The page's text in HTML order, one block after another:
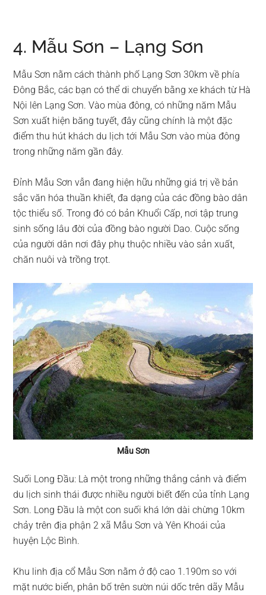
4. Mẫu Sơn – Lạng Sơn
Mẫu Sơn nằm cách thành phố Lạng Sơn 30km về phía
Đông Bắc, các bạn có thể di chuyển bằng xe khách từ Hà
Nội lên Lạng Sơn. Vào mùa đông, có những năm Mẫu
Sơn xuất hiện băng tuyết, đây cũng chính là một đặc
điểm thu hút khách du lịch tới Mẫu Sơn vào mùa đông
trong những năm gần đây.
Đỉnh Mẫu Sơn vẫn đang hiện hữu những giá trị về bản
sắc văn hóa thuần khiết, đa dạng của các đồng bào dân
tộc thiểu số. Trong đó có bản Khuổi Cấp, nơi tập trung
sinh sống lâu đời của đồng bào người Dao. Cuộc sống
của người dân nơi đây phụ thuộc nhiều vào sản xuất,
chăn nuôi và trồng trọt.
Mẫu Sơn
Suối Long Đầu: Là một trong những thắng cảnh và điểm
du lịch sinh thái được nhiều người biết đến của tỉnh Lạng
Sơn. Long Đầu là một con suối khá lớn dài chừng 10km
chảy trên địa phận 2 xã Mẫu Sơn và Yên Khoái của
huyện Lộc Bình.
Khu linh địa cổ Mẫu Sơn nằm ở độ cao 1.190m so với
mặt nước biển, phân bố trên sườn núi dốc trên dãy Mẫu